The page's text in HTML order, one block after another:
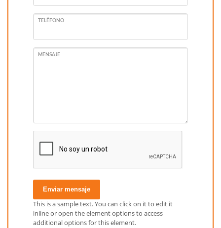
TELÉFONO
MENSAJE
Enviar mensaje
This is a sample text. You can click on it to edit it
inline or open the element options to access
additional options for this element.